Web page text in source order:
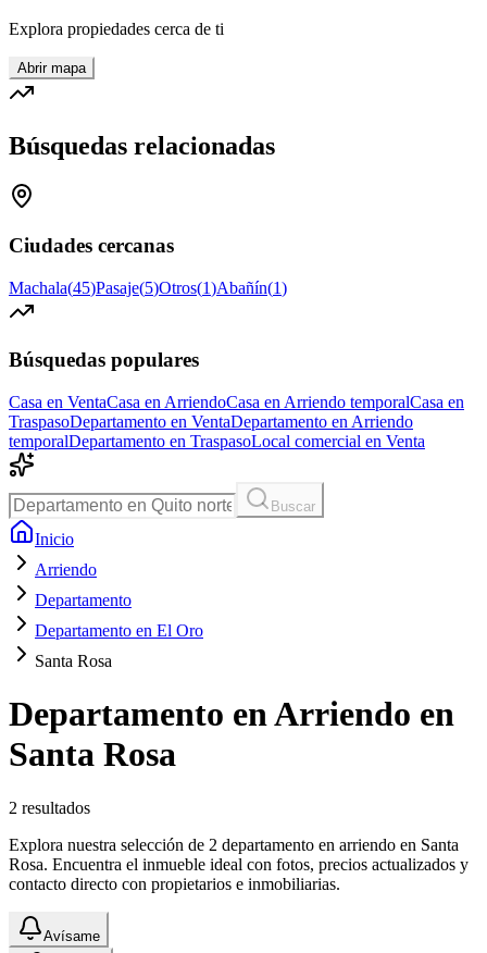
Explora propiedades cerca de ti
Abrir mapa
Búsquedas relacionadas
Ciudades cercanas
Machala(45)Pasaje(5)Otros(1)Abañín(1)
Búsquedas populares
Casa en VentaCasa en ArriendoCasa en Arriendo temporalCasa en
TraspasoDepartamento en VentaDepartamento en Arriendo
temporalDepartamento en TraspasoLocal comercial en Venta
Buscar
Inicio
Arriendo
Departamento
Departamento en El Oro
Santa Rosa
Departamento en Arriendo en
Santa Rosa
2 resultados
Explora nuestra selección de 2 departamento en arriendo en Santa
Rosa. Encuentra el inmueble ideal con fotos, precios actualizados y
contacto directo con propietarios e inmobiliarias.
Avísame